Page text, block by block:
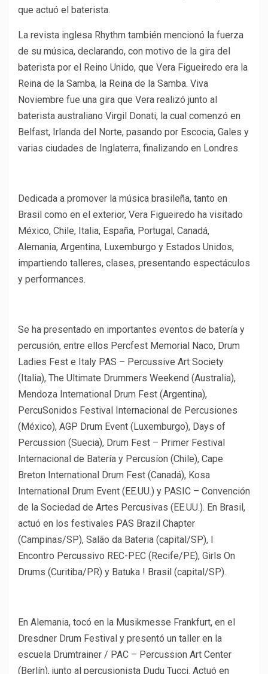
que actuó el baterista.
La revista inglesa Rhythm también mencionó la fuerza
de su música, declarando, con motivo de la gira del
baterista por el Reino Unido, que Vera Figueiredo era la
Reina de la Samba, la Reina de la Samba. Viva
Noviembre fue una gira que Vera realizó junto al
baterista australiano Virgil Donati, la cual comenzó en
Belfast, Irlanda del Norte, pasando por Escocia, Gales y
varias ciudades de Inglaterra, finalizando en Londres.
Dedicada a promover la música brasileña, tanto en
Brasil como en el exterior, Vera Figueiredo ha visitado
México, Chile, Italia, España, Portugal, Canadá,
Alemania, Argentina, Luxemburgo y Estados Unidos,
impartiendo talleres, clases, presentando espectáculos
y performances.
Se ha presentado en importantes eventos de batería y
percusión, entre ellos Percfest Memorial Naco, Drum
Ladies Fest e Italy PAS – Percussive Art Society
(Italia), The Ultimate Drummers Weekend (Australia),
Mendoza International Drum Fest (Argentina),
PercuSonidos Festival Internacional de Percusiones
(México), AGP Drum Event (Luxemburgo), Days of
Percussion (Suecia), Drum Fest – Primer Festival
Internacional de Batería y Percusíon (Chile), Cape
Breton International Drum Fest (Canadá), Kosa
International Drum Event (EE.UU.) y PASIC – Convención
de la Sociedad de Artes Percusivas (EE.UU.). En Brasil,
actuó en los festivales PAS Brazil Chapter
(Campinas/SP), Salão da Bateria (capital/SP), I
Encontro Percussivo REC-PEC (Recife/PE), Girls On
Drums (Curitiba/PR) y Batuka ! Brasil (capital/SP).
En Alemania, tocó en la Musikmesse Frankfurt, en el
Dresdner Drum Festival y presentó un taller en la
escuela Drumtrainer / PAC – Percussion Art Center
(Berlín), junto al percusionista Dudu Tucci. Actuó en